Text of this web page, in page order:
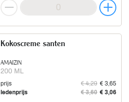
AMAIZIN
200 ML
Kokoscreme santen
prijs € 4,29 € 3,65
ledenprijs
€ 3,60 € 3,06